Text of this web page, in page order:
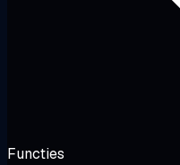
Functies